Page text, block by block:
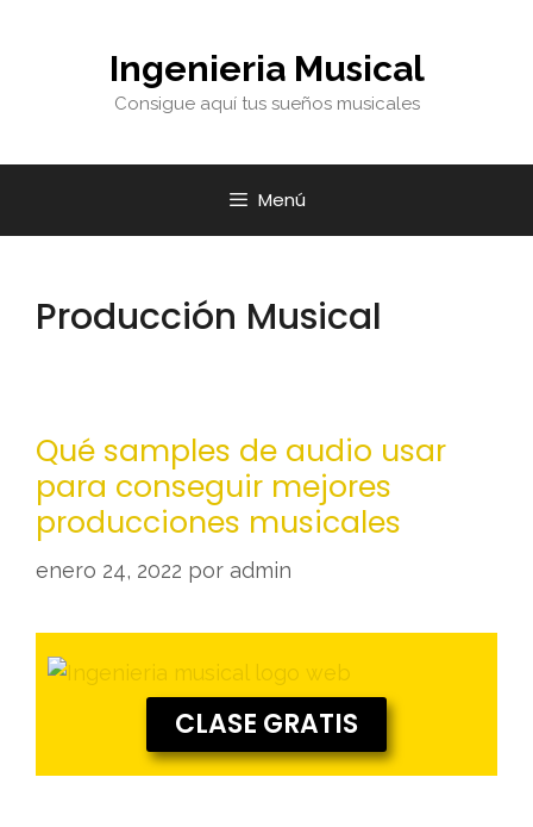
Ingenieria Musical
Consigue aquí tus sueños musicales
Menú
Producción Musical
Qué samples de audio usar
para conseguir mejores
producciones musicales
enero 24, 2022 por admin
CLASE GRATIS